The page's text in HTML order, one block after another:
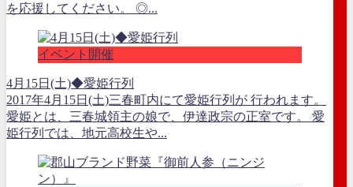
を応援してください。 ◎...
イベント開催
4月15日(土)◆愛姫行列
2017年4月15日(土)三春町内にて愛姫行列が 行われます。
愛姫とは、三春城領主の娘で、伊達政宗の正室です。 愛
姫行列では、地元高校生や...